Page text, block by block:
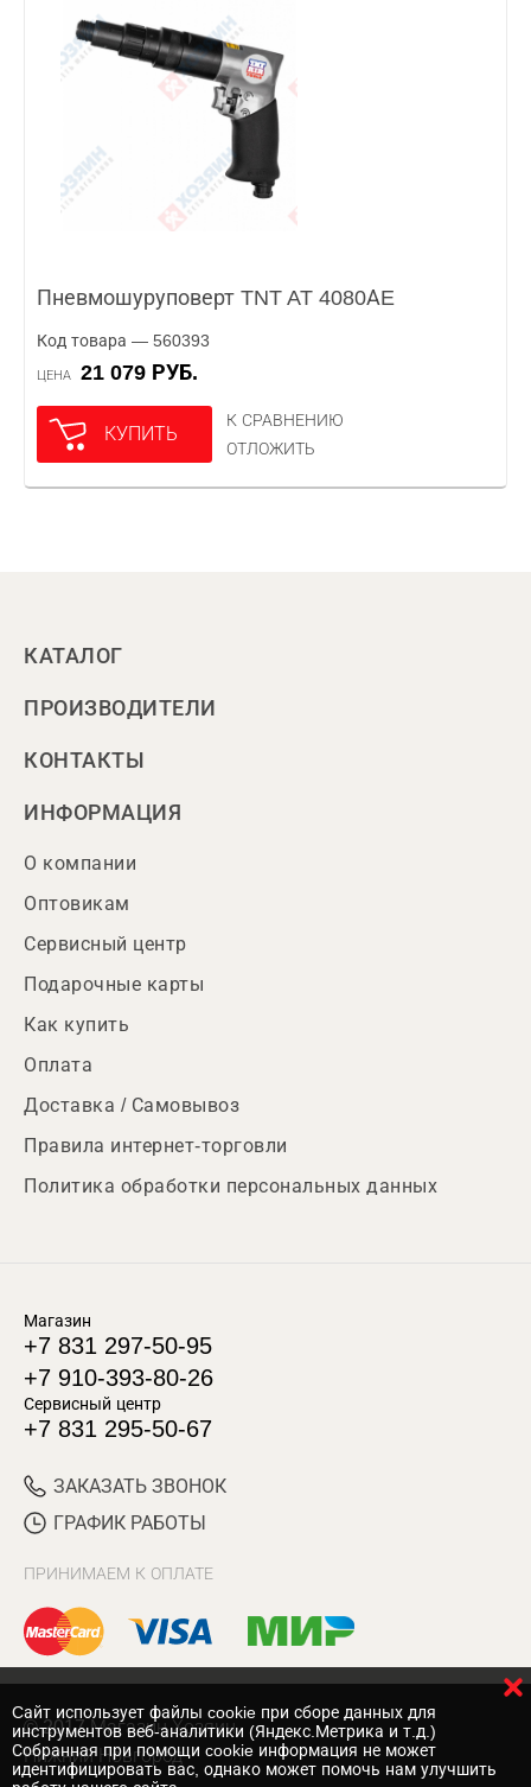
Пневмошуруповерт TNT AT 4080АE
Код товара — 560393
ЦЕНА 21 079 РУБ.
КУПИТЬ
К СРАВНЕНИЮ
ОТЛОЖИТЬ
КАТАЛОГ
ПРОИЗВОДИТЕЛИ
КОНТАКТЫ
ИНФОРМАЦИЯ
О компании
Оптовикам
Сервисный центр
Подарочные карты
Как купить
Оплата
Доставка / Самовывоз
Правила интернет-торговли
Политика обработки персональных данных
Магазин
+7 831 297-50-95
+7 910-393-80-26
Сервисный центр
+7 831 295-50-67
ЗАКАЗАТЬ ЗВОНОК
ГРАФИК РАБОТЫ
ПРИНИМАЕМ К ОПЛАТЕ
© 2017 Магазин Хозяин
Нижний Новгород
Cайт использует файлы cookie при сборе данных для
инструментов веб-аналитики (Яндекс.Метрика и т.д.)
Собранная при помощи cookie информация не может
идентифицировать вас, однако может помочь нам улучшить